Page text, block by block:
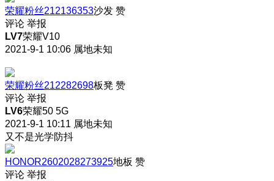
荣耀粉丝212136353沙发 赞
评论 举报
LV7荣耀V10
2021-9-1 10:06 属地未知
荣耀粉丝212282698板凳 赞
评论 举报
LV6荣耀50 5G
2021-9-1 10:11 属地未知
又不是光学防抖
HONOR2602028273925地板 赞
评论 举报